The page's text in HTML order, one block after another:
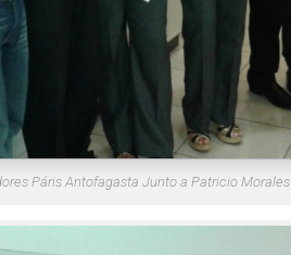
Páris Antofagasta Junto a Patricio Morales